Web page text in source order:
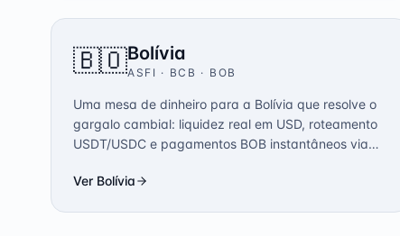
🇧🇴Bolívia
ASFI · BCB · BOB
Uma mesa de dinheiro para a Bolívia que resolve o
gargalo cambial: liquidez real em USD, roteamento
USDT/USDC e pagamentos BOB instantâneos via
Ver Bolívia